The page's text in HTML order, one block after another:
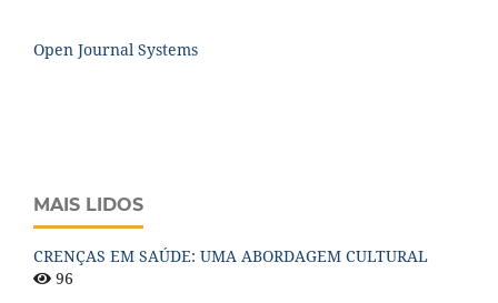
Open Journal Systems
MAIS LIDOS
CRENÇAS EM SAÚDE: UMA ABORDAGEM CULTURAL
96